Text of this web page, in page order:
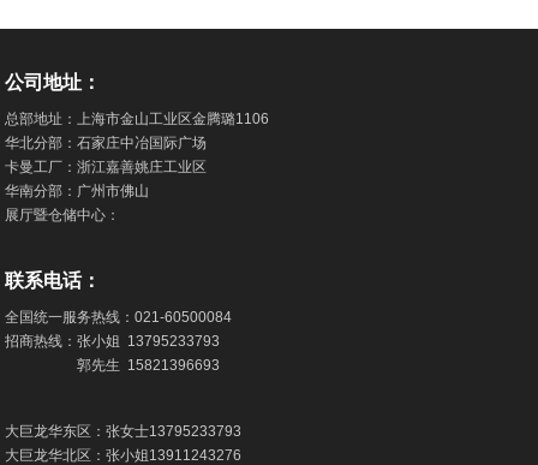
公司地址：
总部地址：上海市金山工业区金腾璐1106
华北分部：石家庄中冶国际广场
卡曼工厂：浙江嘉善姚庄工业区
华南分部：广州市佛山
展厅暨仓储中心：
联系电话：
全国统一服务热线：021-60500084
招商热线：张小姐 13795233793
郭先生 15821396693
大巨龙华东区：张女士13795233793
大巨龙华北区：张小姐 13911243276